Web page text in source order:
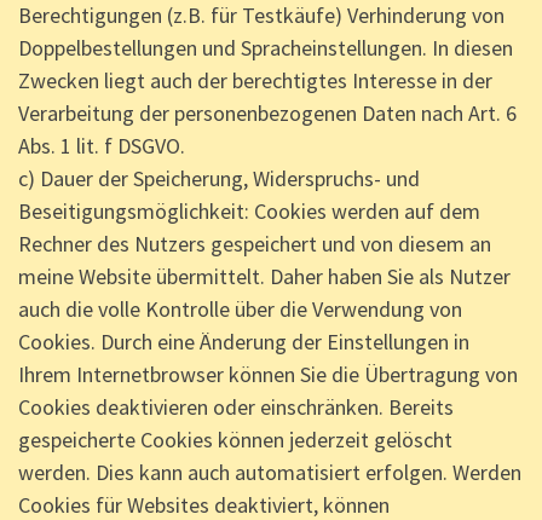
Berechtigungen (z.B. für Testkäufe) Verhinderung von
Doppelbestellungen und Spracheinstellungen. In diesen
Zwecken liegt auch der berechtigtes Interesse in der
Verarbeitung der personenbezogenen Daten nach Art. 6
Abs. 1 lit. f DSGVO.
c) Dauer der Speicherung, Widerspruchs- und
Beseitigungsmöglichkeit: Cookies werden auf dem
Rechner des Nutzers gespeichert und von diesem an
meine Website übermittelt. Daher haben Sie als Nutzer
auch die volle Kontrolle über die Verwendung von
Cookies. Durch eine Änderung der Einstellungen in
Ihrem Internetbrowser können Sie die Übertragung von
Cookies deaktivieren oder einschränken. Bereits
gespeicherte Cookies können jederzeit gelöscht
werden. Dies kann auch automatisiert erfolgen. Werden
Cookies für Websites deaktiviert, können